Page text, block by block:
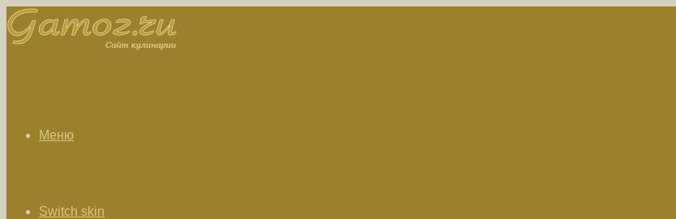
Меню
Switch skin